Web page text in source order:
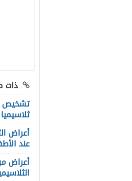
ذات
تشخيص
ثلاسيميا
أعراض
عند
أعراض